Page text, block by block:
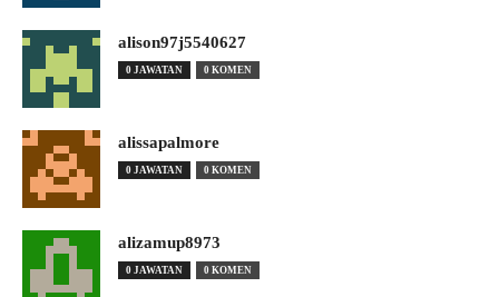
alison97j5540627
0 JAWATAN 0 KOMEN
alissapalmore
0 JAWATAN 0 KOMEN
alizamup8973
0 JAWATAN 0 KOMEN